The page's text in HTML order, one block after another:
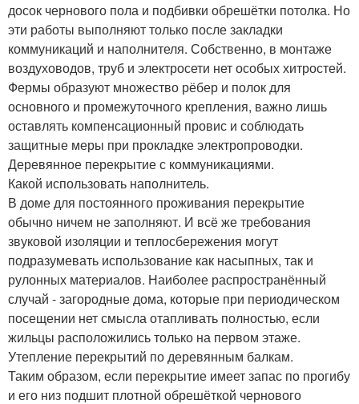
досок чернового пола и подбивки обрешётки потолка. Но
эти работы выполняют только после закладки
коммуникаций и наполнителя. Собственно, в монтаже
воздуховодов, труб и электросети нет особых хитростей.
Фермы образуют множество рёбер и полок для
основного и промежуточного крепления, важно лишь
оставлять компенсационный провис и соблюдать
защитные меры при прокладке электропроводки.
Деревянное перекрытие с коммуникациями.
Какой использовать наполнитель.
В доме для постоянного проживания перекрытие
обычно ничем не заполняют. И всё же требования
звуковой изоляции и теплосбережения могут
подразумевать использование как насыпных, так и
рулонных материалов. Наиболее распространённый
случай - загородные дома, которые при периодическом
посещении нет смысла отапливать полностью, если
жильцы расположились только на первом этаже.
Утепление перекрытий по деревянным балкам.
Таким образом, если перекрытие имеет запас по прогибу
и его низ подшит плотной обрешёткой чернового